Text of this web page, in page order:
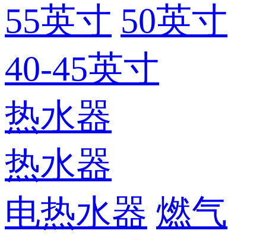
55英寸 50英寸
40-45英寸
热水器
热水器
电热水器 燃气